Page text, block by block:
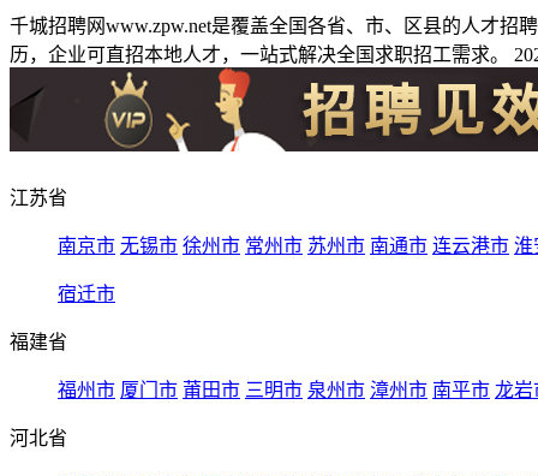
千城招聘网www.zpw.net是覆盖全国各省、市、区县的人才
历，企业可直招本地人才，一站式解决全国求职招工需求。
江苏省
南京市 无锡市 徐州市 常州市 苏州市 南通市 连云港市 淮
宿迁市
福建省
福州市 厦门市 莆田市 三明市 泉州市 漳州市 南平市 龙岩
河北省